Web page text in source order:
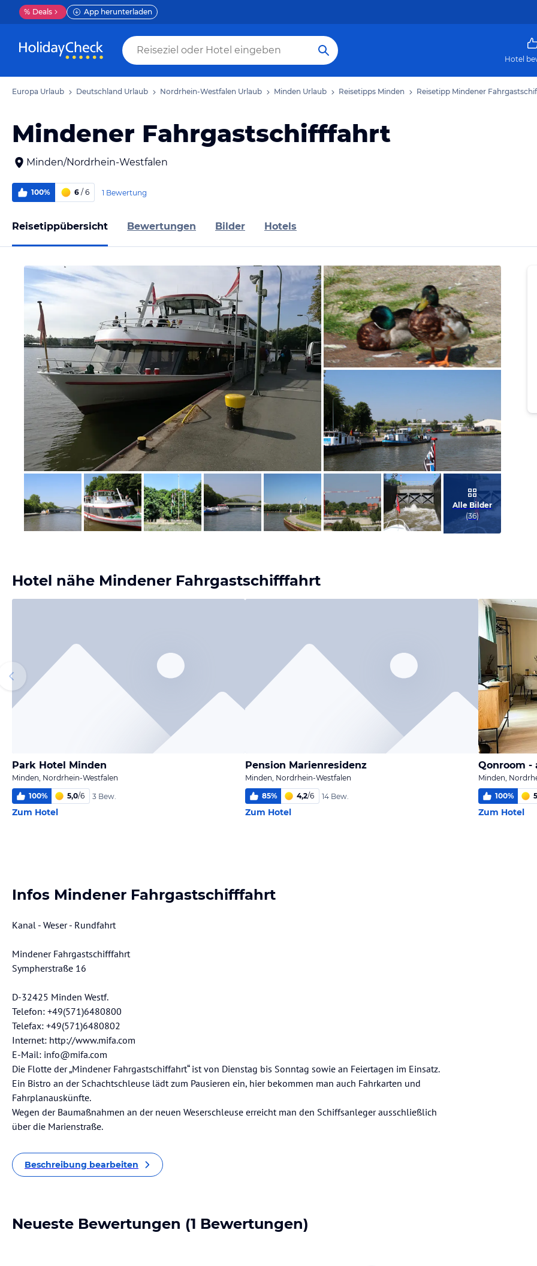
% Deals App herunterladen
Hotel
Europa Urlaub Deutschland Urlaub Nordrhein-Westfalen Urlaub Minden Urlaub Reisetipps Minden Reisetipp Mindener
Mindener Fahrgastschifffahrt
Minden/Nordrhein-Westfalen
100% 6 / 6 1 Bewertung
Reisetippübersicht Bewertungen Bilder Hotels
Bild melden
von Frank
Bild melden
von Wolfram
Bild melden
von Wolfram
Alle Bilder
(36)
Hotel nähe Mindener Fahrgastschifffahrt
Park Hotel Minden
Minden, Nordrhein-Westfalen
100% 5,0/6 3 Bew.
Zum Hotel
Pension Marienresidenz
Minden, Nordrhein-Westfalen
85% 4,2/6 14 Bew.
Zum Hotel
Qonroom -
Minden,
100%
Zum Hotel
Infos Mindener Fahrgastschifffahrt
Kanal - Weser - Rundfahrt
Mindener Fahrgastschifffahrt
Sympherstraße 16
D-32425 Minden Westf.
Telefon: +49(571)6480800
Telefax: +49(571)6480802
Internet: http://www.mifa.com
E-Mail: info@mifa.com
Die Flotte der „Mindener Fahrgastschiffahrt“ ist von Dienstag bis Sonntag sowie an Feiertagen im Einsatz.
Ein Bistro an der Schachtschleuse lädt zum Pausieren ein, hier bekommen man auch Fahrkarten und
Fahrplanauskünfte.
Wegen der Baumaßnahmen an der neuen Weserschleuse erreicht man den Schiffsanleger ausschließlich
über die Marienstraße.
Beschreibung bearbeiten
Neueste Bewertungen (1 Bewertungen)